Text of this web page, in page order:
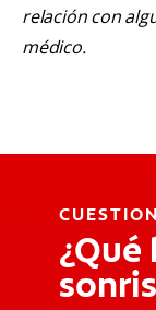
relación con
médico.
¿Qué